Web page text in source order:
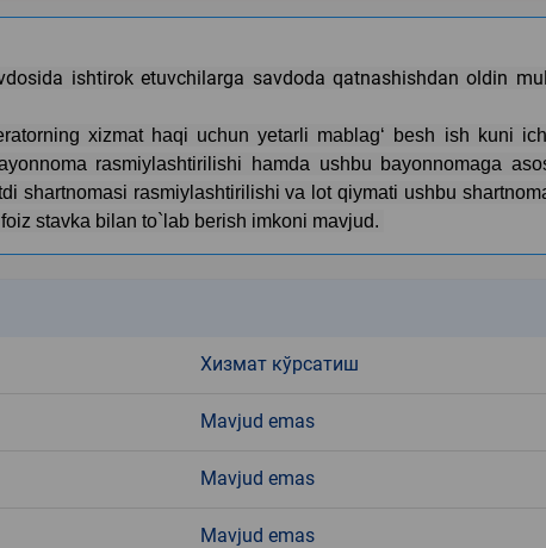
ishtirok etuvchilarga savdoda qatnashishdan oldin
xizmat haqi uchun yetarli mablag‘ besh ish kuni
rasmiylashtirilishi hamda ushbu bayonnomaga
shartnomasi rasmiylashtirilishi va lot qiymati ushbu
foiz stavka bilan to`lab berish imkoni mavjud.
Хизмат кўрсатиш
Mavjud emas
Mavjud emas
Mavjud emas